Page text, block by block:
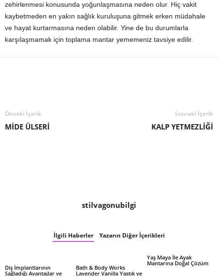
zehirlenmesi konusunda yoğunlaşmasına neden olur. Hiç vakit
kaybetmeden en yakın sağlık kuruluşuna gitmek erken müdahale
ve hayat kurtarmasına neden olabilir. Yine de bu durumlarla
karşılaşmamak için toplama mantar yememeniz tavsiye edilir.
Önceki İçerik
MİDE ÜLSERİ
Sonraki İçerik
KALP YETMEZLİĞİ
stilvagonubilgi
İlgili Haberler Yazarın Diğer İçerikleri
Diş İmplantlarının
Sağladığı Avantajlar ve
Bath & Body Works
Lavender Vanilla Yastık ve
Yaş Maya İle Ayak
Mantarına Doğal Çözüm